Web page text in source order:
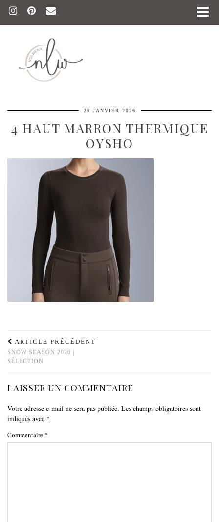
29 JANVIER 2026
4 HAUT MARRON THERMIQUE
OYSHO
ARTICLE PRÉCÉDENT
SNOW SEASON 2026 |
SÉLECTION
LAISSER UN COMMENTAIRE
Votre adresse e-mail ne sera pas publiée. Les champs obligatoires sont
indiqués avec *
Commentaire *